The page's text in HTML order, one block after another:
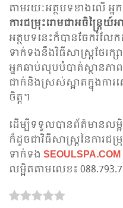
តាមរយៈអត្ថបទខាងលើ អ្
ការជម្រុះ​រោមជាអចិន្ត្រៃ
អត្ថបទនេះក៏បានចែករំល
ទាក់ទងនឹងវិធីសាស្ត្រថែរ
អ្នកឆាប់លុប​បំបាត់​ស្ថាន​ភា
ជាក់និងស្រស់​ស្អាតក្នុងកា
ចិត្ត។
ដើម្បី​ទទួល​បានព័ត៌មានល
ក៏ដូចជាវិធីសាស្ត្រនៃការជម្
ទាក់ទង
លម្អិតតាមលេខ៖